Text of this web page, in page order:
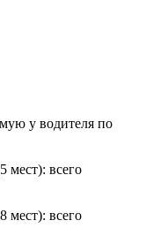
у водителя по
мест): всего
мест): всего